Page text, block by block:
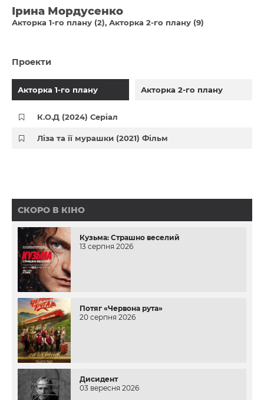
Ірина Мордусенко
Акторка 1-го плану (2) Акторка 2-го плану (9)
Проекти
Акторка 1-го плану Акторка 2-го плану
К.О.Д (2024) Серіал
Ліза та її мурашки (2021) Фільм
СКОРО В КІНО
Кузьма: Страшно веселий
13 серпня 2026
Потяг «Червона рута»
20 серпня 2026
Дисидент
03 вересня 2026